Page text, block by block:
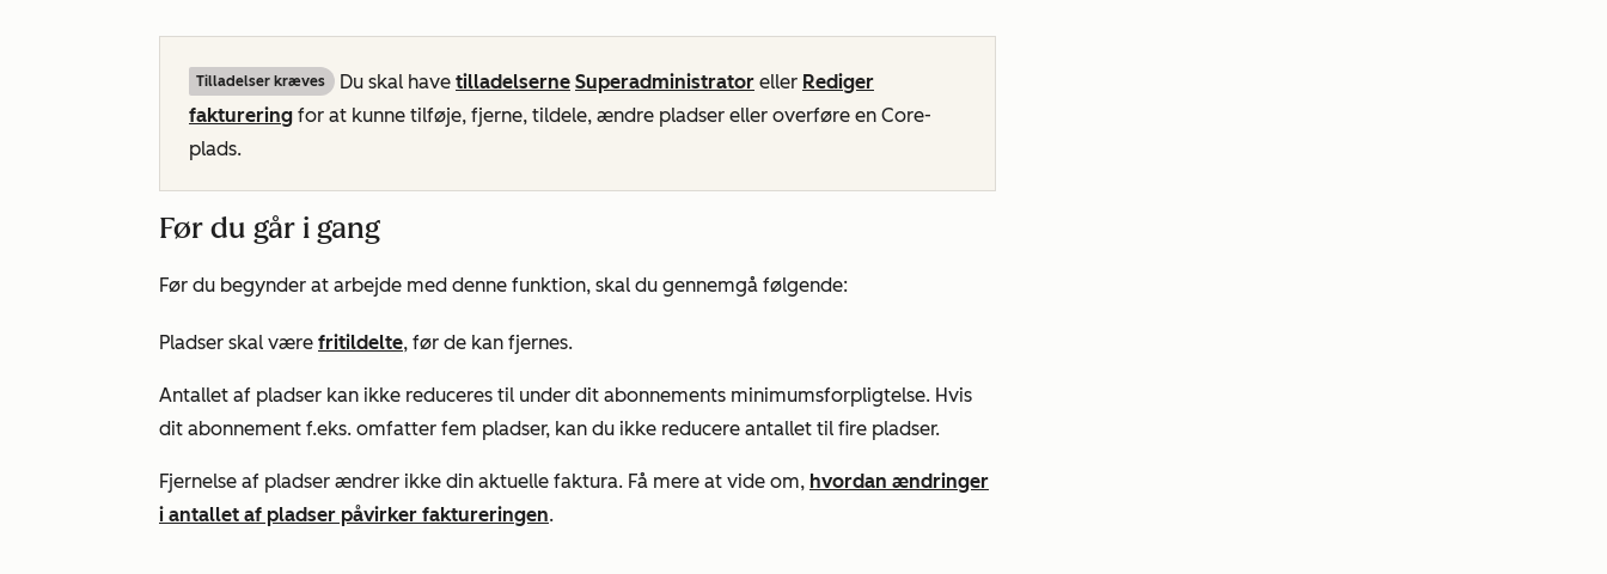
Tilladelser kræves Du skal have tilladelserne Superadministrator eller Rediger
fakturering for at kunne tilføje, fjerne, tildele, ændre pladser eller overføre en Core-
plads.
Før du går i gang
Før du begynder at arbejde med denne funktion, skal du gennemgå følgende:
Pladser skal være fritildelte, før de kan fjernes.
Antallet af pladser kan ikke reduceres til under dit abonnements minimumsforpligtelse. Hvis
dit abonnement f.eks. omfatter fem pladser, kan du ikke reducere antallet til fire pladser.
Fjernelse af pladser ændrer ikke din aktuelle faktura. Få mere at vide om, hvordan ændringer
i antallet af pladser påvirker faktureringen.